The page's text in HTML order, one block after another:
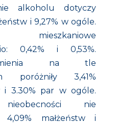
alkoholu dotyczy
i 9,27% w ogóle.
mieszkaniowe
0,42% i 0,53%.
na tle
poróżniły 3,41%
i 3.30% par w ogóle.
nieobecności nie
4,09% małżeństw i